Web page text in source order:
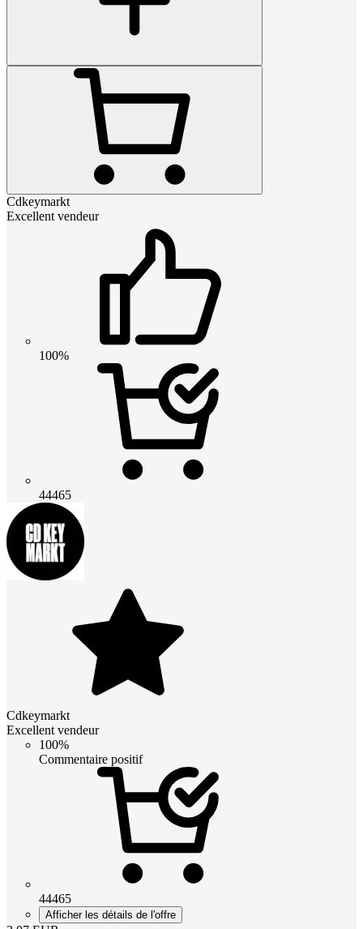
Cdkeymarkt
Excellent vendeur
100%
44465
Cdkeymarkt
Excellent vendeur
100%
Commentaire positif
44465
Afficher les détails de l'offre